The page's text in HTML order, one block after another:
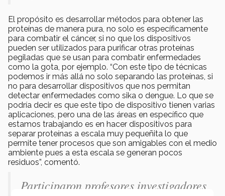
El propósito es desarrollar métodos para obtener las
proteínas de manera pura, no solo es específicamente
para combatir el cáncer, si no que los dispositivos
pueden ser utilizados para purificar otras proteínas
pegiladas que se usan para combatir enfermedades
como la gota, por ejemplo. “Con este tipo de técnicas
podemos ir más allá no solo separando las proteínas, si
no para desarrollar dispositivos que nos permitan
detectar enfermedades como sika o dengue. Lo que se
podría decir es que este tipo de dispositivo tienen varias
aplicaciones, pero una de las áreas en específico que
estamos trabajando es en hacer dispositivos para
separar proteínas a escala muy pequeñita lo que
permite tener procesos que son amigables con el medio
ambiente pues a esta escala se generan pocos
residuos”, comentó.
Participaron profesores investigadores